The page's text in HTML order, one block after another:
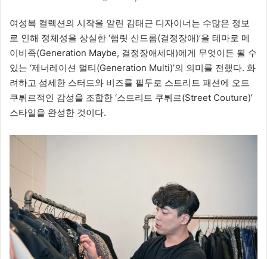
여성복 컬렉션의 시작을 알린 김태근 디자이너는 수많은 정보
로 인해 정체성을 상실한 ‘햄릿 신드롬(결정장애)’을 테마로 메
이비족(Generation Maybe, 결정장애세대)에게 무엇이든 될 수
있는 ‘제너레이션 멀티(Generation Multi)’의 의미를 전했다. 화
려하고 섬세한 스터드와 비즈를 필두로 스트리트 패션에 오트
쿠튀르적인 감성을 조합한 ‘스트리트 쿠튀르(Street Couture)’
스타일을 완성한 것이다.